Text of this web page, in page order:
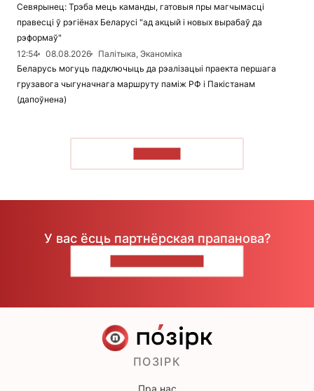
Севярынец: Трэба мець каманды, гатовыя пры магчымасці
правесці ў рэгіёнах Беларусі "ад акцый і новых вырабаў да
рэформаў"
12:54
08.08.2026
Палітыка, Эканоміка
Беларусь могуць падключыць да рэалізацыі праекта першага
грузавога чыгуначнага маршруту паміж РФ і Пакістанам
(дапоўнена)
У вас ёсць партнёрская прапанова?
ПОЗІРК
Пра нас